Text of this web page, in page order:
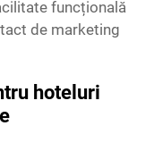
funcțională
de marketing
hoteluri